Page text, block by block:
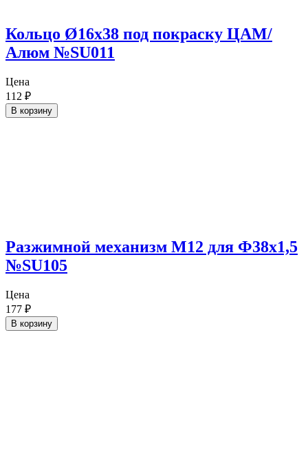
Кольцо Ø16х38 под покраску ЦАМ/
Алюм №SU011
Цена
112 ₽
В корзину
Разжимной механизм М12 для Ф38х1,5
№SU105
Цена
177 ₽
В корзину